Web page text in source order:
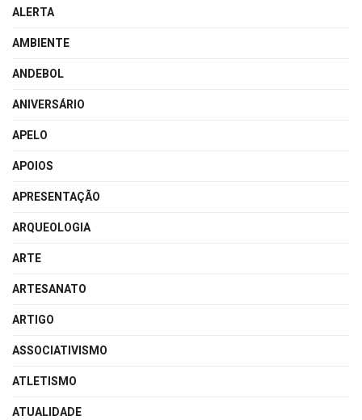
ALERTA
AMBIENTE
ANDEBOL
ANIVERSÁRIO
APELO
APOIOS
APRESENTAÇÃO
ARQUEOLOGIA
ARTE
ARTESANATO
ARTIGO
ASSOCIATIVISMO
ATLETISMO
ATUALIDADE